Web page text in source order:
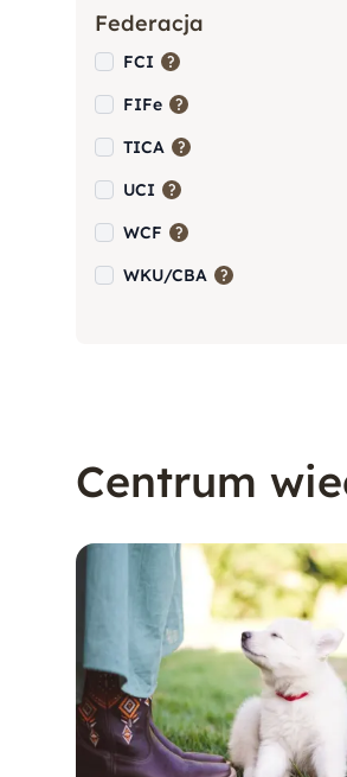
Border Collie
Cane Corso
Jack Russell Terrier
Jamnik
Federacja
FCI
FIFe
TICA
UCI
WCF
WKU/CBA
Centrum